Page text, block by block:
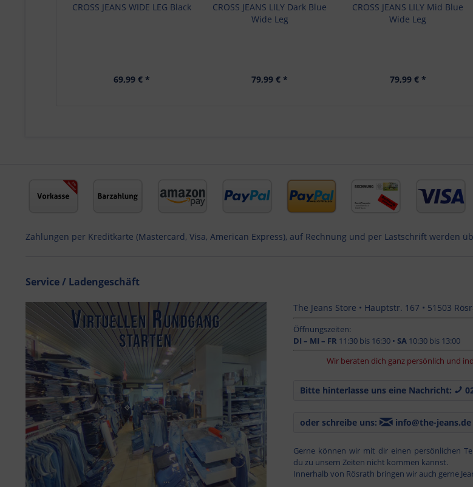
CROSS JEANS WIDE LEG Black
69,99 € *
CROSS JEANS LILY Dark Blue
Wide Leg
79,99 € *
CROSS JEANS LILY Mid Blue
Wide Leg
79,99 € *
Zahlungen per Kreditkarte (Mastercard, Visa, American Express), auf Rechnung und per Lastschrift werden
Service / Ladengeschäft
The Jeans Store • Hauptstr. 167 • 51503
Öffnungszeiten:
DI – MI – FR 11:30 bis 16:30 • SA10:30 bis 13:00
Wir beraten dich ganz persönlich und individuell zu
Bitte hinterlasse uns eine Nachricht:
oder schreibe uns: info@the-jeans.de
Gerne können wir mit dir einen persönlichen
du zu unsern Zeiten nicht kommen kannst.
Innerhalb von Rösrath bringen wir auch gerne